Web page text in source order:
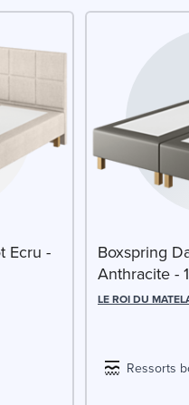
Ecru -
Boxspring
Anthracite -
LE ROI DU
Ressorts